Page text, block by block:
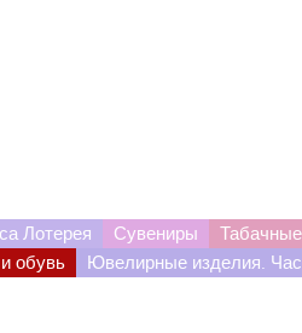
Лотерея Сувениры
обувь Ювелирные изделия.